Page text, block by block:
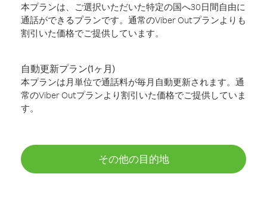
本プランは、ご選択いただいた特定の国へ30日間自由に
通話ができるプランです。通常のViber Outプランよりも
割引いた価格でご提供しています。
自動更新プラン(1ヶ月)
本プランは月単位で通話料が毎月自動更新されます。通
常のViber Outプランより割引いた価格でご提供していま
す。
その他の目的地